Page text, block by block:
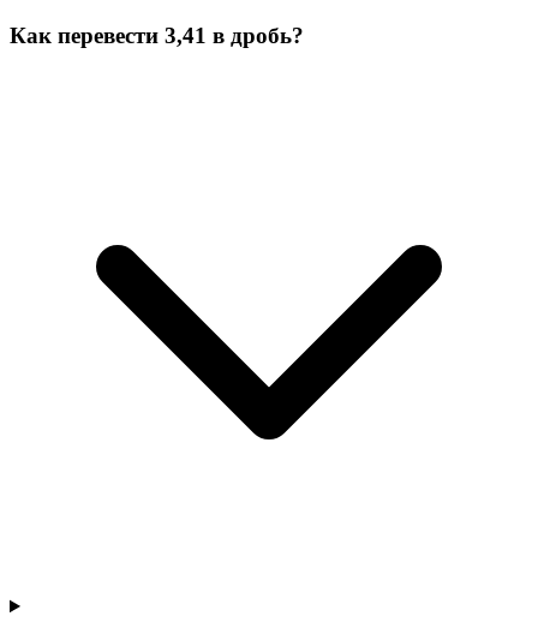
Как перевести 3,41 в дробь?